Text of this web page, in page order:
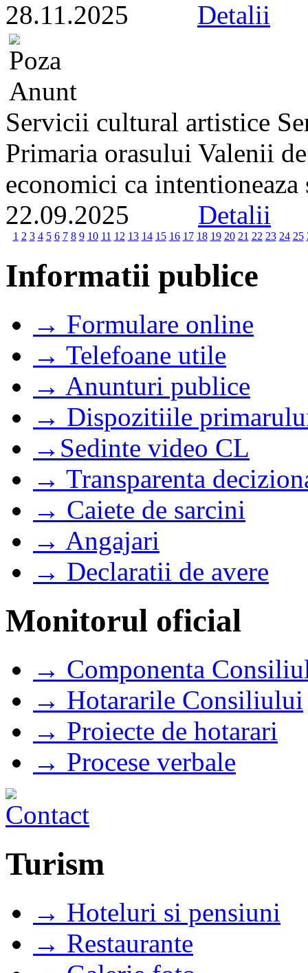
28.11.2025 Detalii
Servicii cultural artistice
Primaria orasului Valenii
economici ca
22.09.2025 Detalii
1 2 3 4 5 6 7 8 9 10 11 12 13 14 15 16 17 18 19 20 21 22 23 24 25
Informatii publice
→ Formulare online
→ Telefoane utile
→ Anunturi publice
→ Dispozitiile
→Sedinte video CL
→ Transparenta
→ Caiete de sarcini
→ Angajari
→ Declaratii de avere
Monitorul oficial
→ Componenta
→ Hotararile Consiliului
→ Proiecte de hotarari
→ Procese verbale
Turism
→ Hoteluri si pensiuni
→ Restaurante